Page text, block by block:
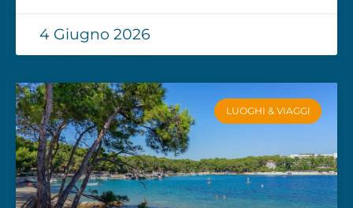
4 Giugno 2026
LUOGHI & VIAGGI